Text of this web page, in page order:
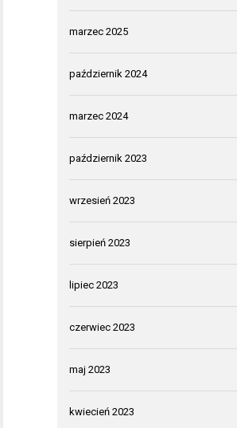
marzec 2025
październik 2024
marzec 2024
październik 2023
wrzesień 2023
sierpień 2023
lipiec 2023
czerwiec 2023
maj 2023
kwiecień 2023